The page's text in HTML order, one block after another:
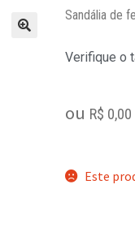
Sandália de
Verifique o
ou R$ 0,00
Este